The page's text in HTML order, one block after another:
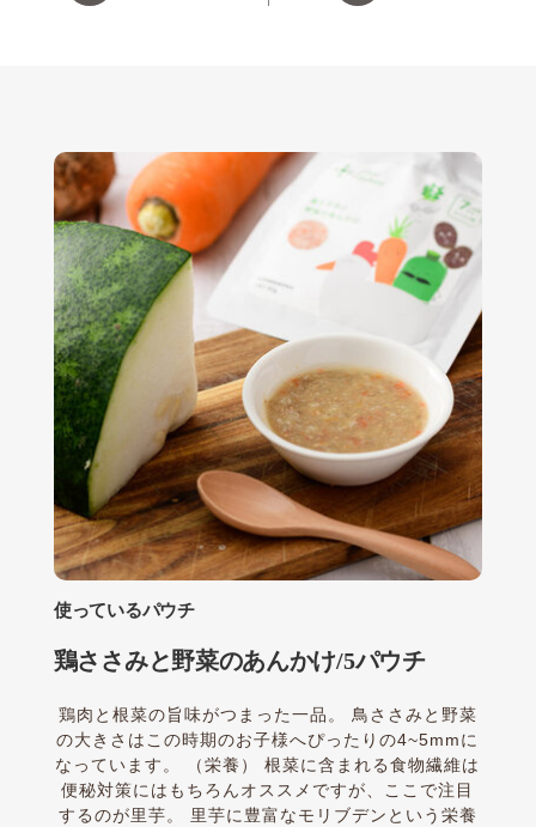
使っているパウチ
鶏ささみと野菜のあんかけ/5パウチ
鶏肉と根菜の旨味がつまった一品。 鳥ささみと野菜
の大きさはこの時期のお子様へぴったりの4~5mmに
なっています。 （栄養） 根菜に含まれる食物繊維は
便秘対策にはもちろんオススメですが、ここで注目
するのが里芋。 里芋に豊富なモリブデンという栄養